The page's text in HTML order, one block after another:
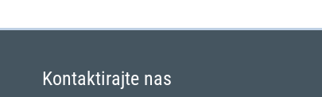
Kontaktirajte nas